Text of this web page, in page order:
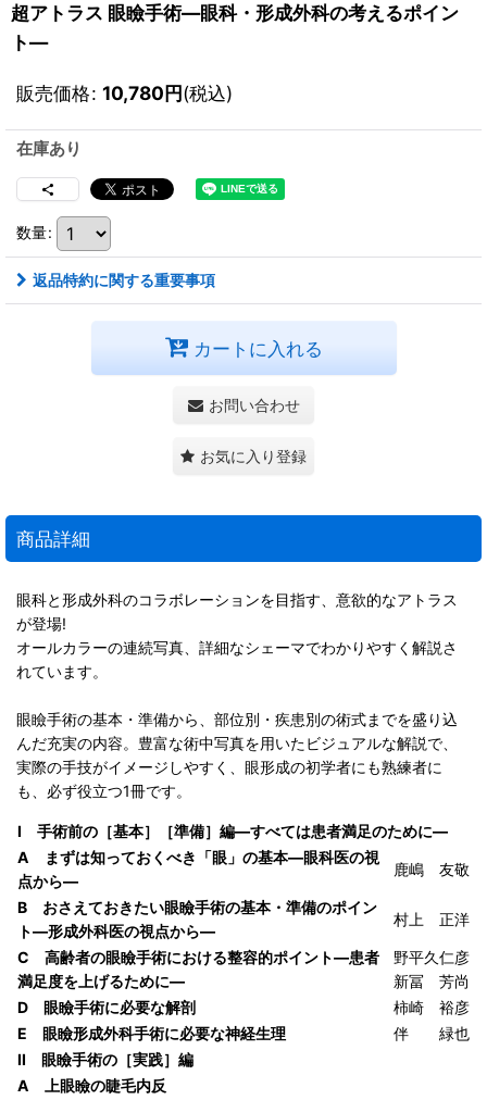
超アトラス 眼瞼手術―眼科・形成外科の考えるポイン
ト―
販売価格: 10,780円(税込)
在庫あり
数量:
返品特約に関する重要事項
カートに入れる
お問い合わせ
お気に入り登録
商品詳細
眼科と形成外科のコラボレーションを目指す、意欲的なアトラス
が登場!
オールカラーの連続写真、詳細なシェーマでわかりやすく解説さ
れています。
眼瞼手術の基本・準備から、部位別・疾患別の術式までを盛り込
んだ充実の内容。豊富な術中写真を用いたビジュアルな解説で、
実際の手技がイメージしやすく、眼形成の初学者にも熟練者に
も、必ず役立つ1冊です。
I 手術前の［基本］［準備］編―すべては患者満足のために―
A まずは知っておくべき「眼」の基本―眼科医の視
点から―
鹿嶋 友敬
B おさえておきたい眼瞼手術の基本・準備のポイン
ト―形成外科医の視点から―
村上 正洋
C 高齢者の眼瞼手術における整容的ポイント―患者
満足度を上げるために―
野平久仁彦
新冨 芳尚
D 眼瞼手術に必要な解剖
柿崎 裕彦
E 眼瞼形成外科手術に必要な神経生理
伴 緑也
II 眼瞼手術の［実践］編
A 上眼瞼の睫毛内反